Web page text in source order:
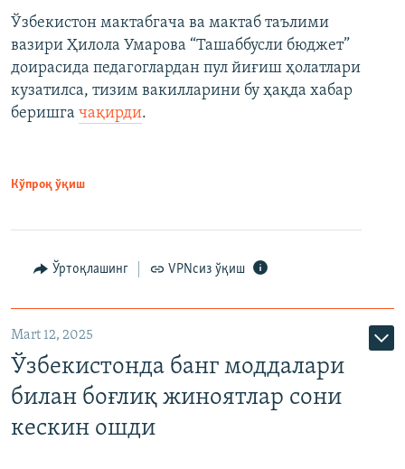
Ўзбекистон мактабгача ва мактаб таълими
вазири Ҳилола Умарова “Ташаббусли бюджет”
доирасида педагоглардан пул йиғиш ҳолатлари
кузатилса, тизим вакилларини бу ҳақда хабар
беришга чақирди.
Кўпроқ ўқиш
Ўртоқлашинг VPNсиз ўқиш
Mart 12, 2025
Ўзбекистонда банг моддалари
билан боғлиқ жиноятлар сони
кескин ошди